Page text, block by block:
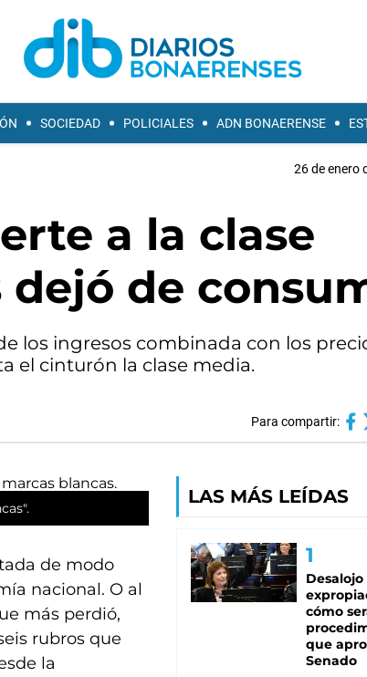
SOCIEDAD POLICIALES ADN BONAERENSE
26 de enero
a la clase
dejó de
los ingresos combinada con los
el cinturón la clase media.
Para compartir:
de modo
nacional. O al
más perdió,
rubros que
la
LAS MÁS LEÍDAS
cómo
que
Senado